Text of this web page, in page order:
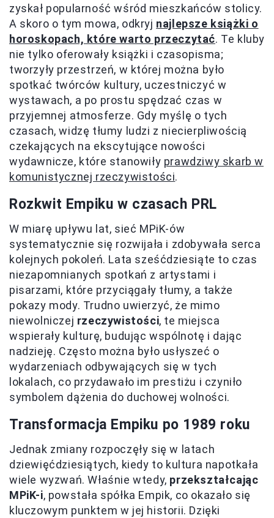
zyskał popularność wśród mieszkańców stolicy.
A skoro o tym mowa, odkryj najlepsze książki o
horoskopach, które warto przeczytać. Te kluby
nie tylko oferowały książki i czasopisma;
tworzyły przestrzeń, w której można było
spotkać twórców kultury, uczestniczyć w
wystawach, a po prostu spędzać czas w
przyjemnej atmosferze. Gdy myślę o tych
czasach, widzę tłumy ludzi z niecierpliwością
czekających na ekscytujące nowości
wydawnicze, które stanowiły prawdziwy skarb w
komunistycznej rzeczywistości.
Rozkwit Empiku w czasach PRL
W miarę upływu lat, sieć MPiK-ów
systematycznie się rozwijała i zdobywała serca
kolejnych pokoleń. Lata sześćdziesiąte to czas
niezapomnianych spotkań z artystami i
pisarzami, które przyciągały tłumy, a także
pokazy mody. Trudno uwierzyć, że mimo
niewolniczej rzeczywistości, te miejsca
wspierały kulturę, budując wspólnotę i dając
nadzieję. Często można było usłyszeć o
wydarzeniach odbywających się w tych
lokalach, co przydawało im prestiżu i czyniło
symbolem dążenia do duchowej wolności.
Transformacja Empiku po 1989 roku
Jednak zmiany rozpoczęły się w latach
dziewięćdziesiątych, kiedy to kultura napotkała
wiele wyzwań. Właśnie wtedy, przekształcając
MPiK-i, powstała spółka Empik, co okazało się
kluczowym punktem w jej historii. Dzięki